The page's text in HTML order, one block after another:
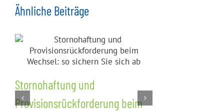
Ähnliche Beiträge
Stornohaftung und
Provisionsrückforderung beim